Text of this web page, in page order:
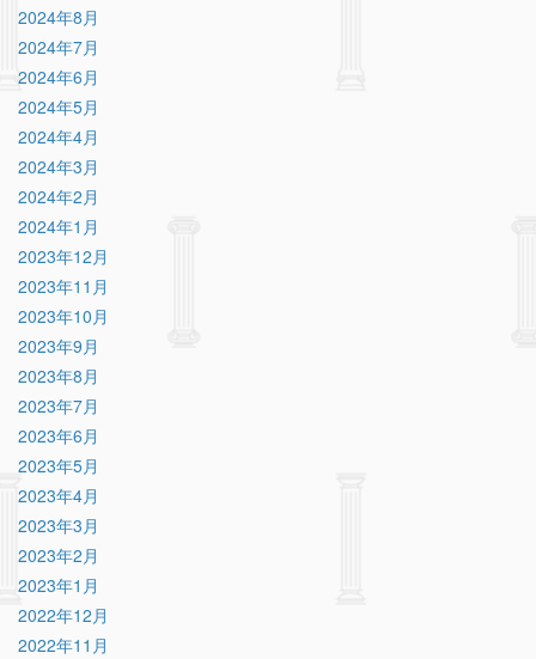
2024年8月
2024年7月
2024年6月
2024年5月
2024年4月
2024年3月
2024年2月
2024年1月
2023年12月
2023年11月
2023年10月
2023年9月
2023年8月
2023年7月
2023年6月
2023年5月
2023年4月
2023年3月
2023年2月
2023年1月
2022年12月
2022年11月